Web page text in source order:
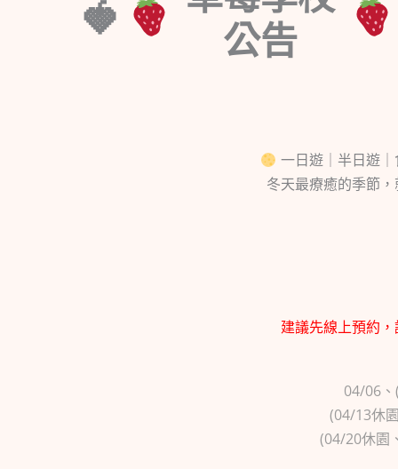
公告
一日遊｜半日遊
冬天最療癒的季節
建議先線上預約
04/06
(04/13休
(04/20休園